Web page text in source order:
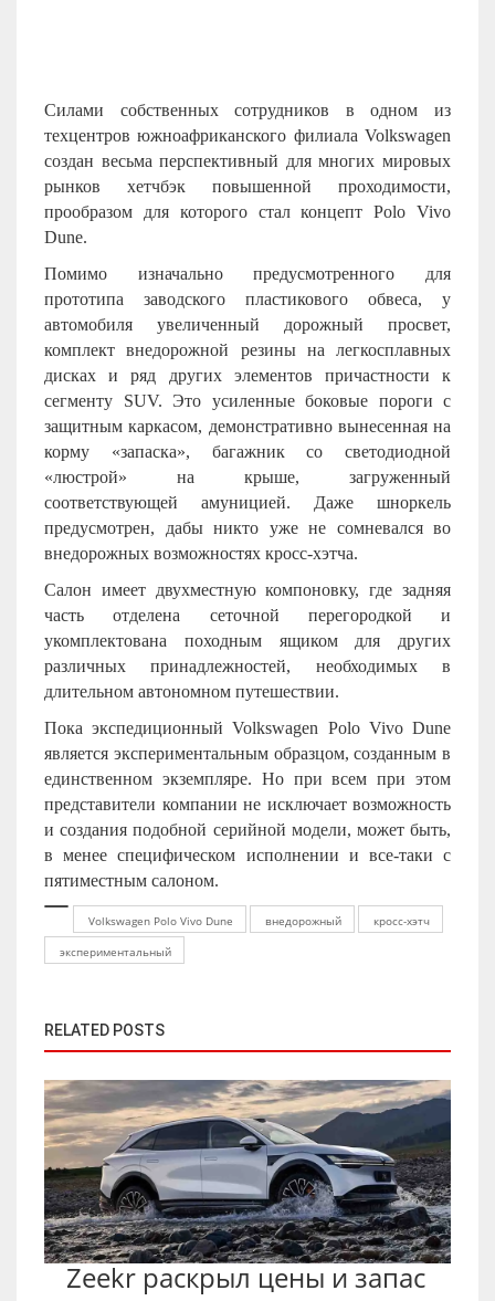
Силами собственных сотрудников в одном из
техцентров южноафриканского филиала Volkswagen
создан весьма перспективный для многих мировых
рынков хетчбэк повышенной проходимости,
прообразом для которого стал концепт Polo Vivo
Dune.
Помимо изначально предусмотренного для
прототипа заводского пластикового обвеса, у
автомобиля увеличенный дорожный просвет,
комплект внедорожной резины на легкосплавных
дисках и ряд других элементов причастности к
сегменту SUV. Это усиленные боковые пороги с
защитным каркасом, демонстративно вынесенная на
корму «запаска», багажник со светодиодной
«люстрой» на крыше, загруженный
соответствующей амуницией. Даже шноркель
предусмотрен, дабы никто уже не сомневался во
внедорожных возможностях кросс-хэтча.
Салон имеет двухместную компоновку, где задняя
часть отделена сеточной перегородкой и
укомплектована походным ящиком для других
различных принадлежностей, необходимых в
длительном автономном путешествии.
Пока экспедиционный Volkswagen Polo Vivo Dune
является экспериментальным образцом, созданным в
единственном экземпляре. Но при всем при этом
представители компании не исключает возможность
и создания подобной серийной модели, может быть,
в менее специфическом исполнении и все-таки с
пятиместным салоном.
Volkswagen Polo Vivo Dune внедорожный
кросс-хэтч
экспериментальный
RELATED POSTS
Zeekr раскрыл цены и запас